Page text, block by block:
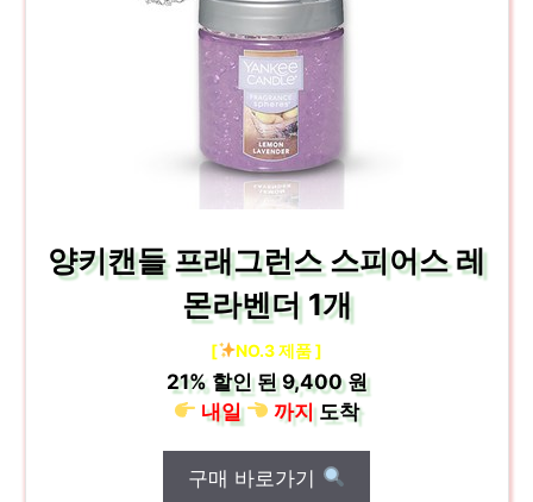
양키캔들 프래그런스 스피어스 레
몬라벤더 1개
[ NO.3 제품 ]
21%할인 된9,400 원
내일
까지도착
구매 바로가기